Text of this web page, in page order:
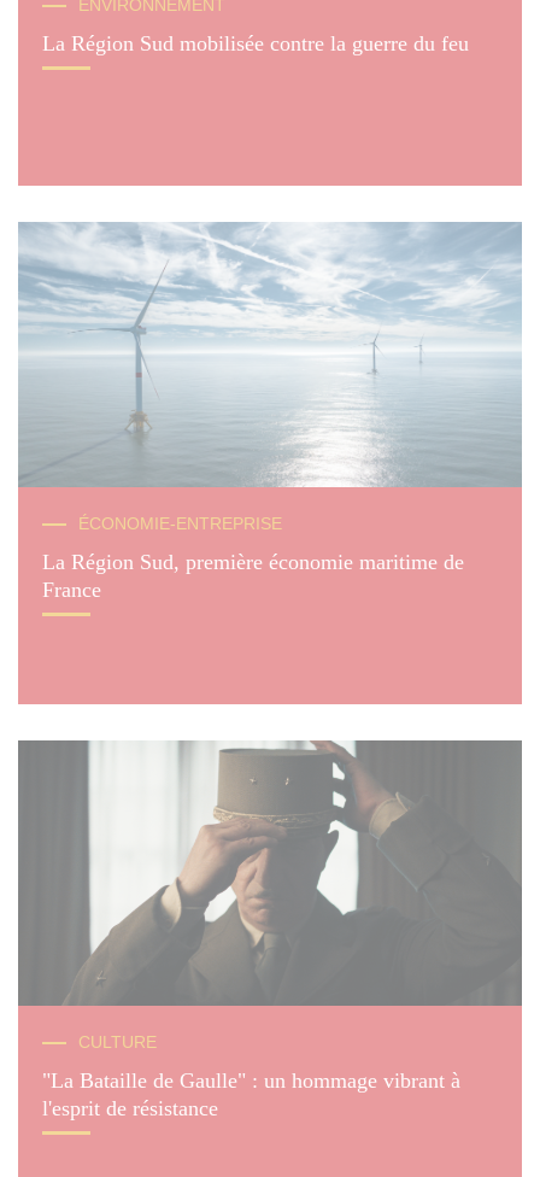
ENVIRONNEMENT
La Région Sud mobilisée contre la guerre du feu
ÉCONOMIE-ENTREPRISE
La Région Sud, première économie maritime de
France
CULTURE
"La Bataille de Gaulle" : un hommage vibrant à
l'esprit de résistance